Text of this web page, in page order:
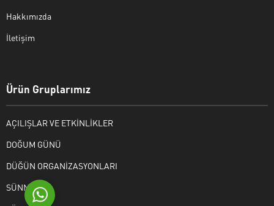
Hakkımızda
İletişim
Ürün Gruplarımız
AÇILIŞLAR VE ETKİNLİKLER
DOĞUM GÜNÜ
DÜĞÜN ORGANİZASYONLARI
SÜNNET